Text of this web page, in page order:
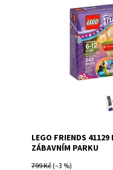
Stephaniina úžasná
pro sezení na střeše
Dostupnost:
2458
LEGO
LEGO FRIENDS
ZÁBAVNÍM PARKU
799 Kč(–3 %)